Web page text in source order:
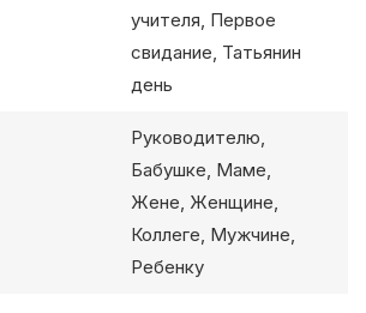
учителя, Первое
свидание, Татьянин
день
Руководителю,
Бабушке, Маме,
Жене, Женщине,
Коллеге, Мужчине,
Ребенку